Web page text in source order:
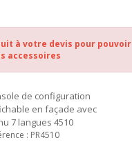
à votre devis pour pouvoir
accessoires
de configuration
en façade avec
7 langues 4510
: PR4510